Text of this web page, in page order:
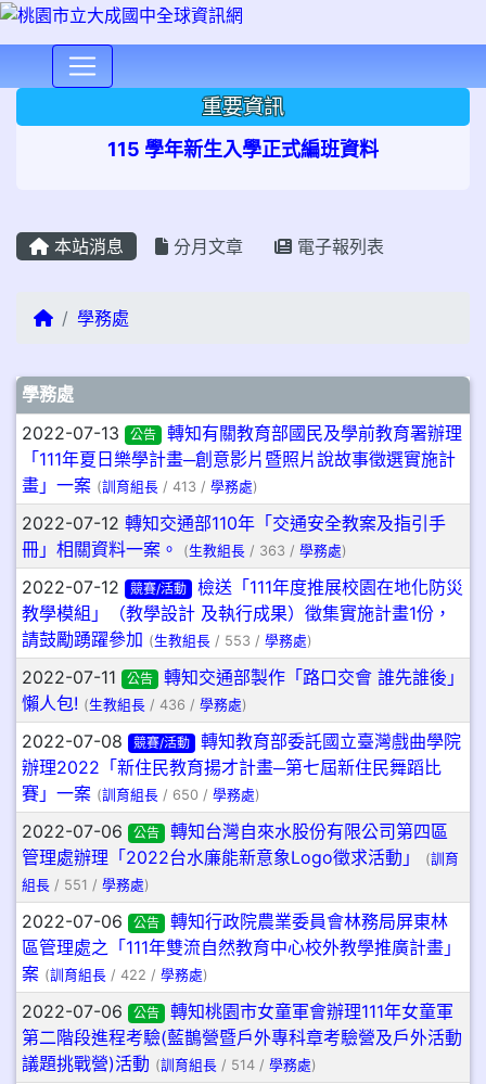
重要資訊
115 學年新生入學正式編班資料
本站消息 分月文章 電子報列表
回首頁學務處
文章列表
學務處
2022-07-13 公告
轉知有關教育部國民及學前教育署辦理
「111年夏日樂學計畫─創意影片暨照片說故事徵選實施計
畫」一案 (訓育組長 / 413 / 學務處)
2022-07-12 轉知交通部110年「交通安全教案及指引手
冊」相關資料一案。
(生教組長 / 363 / 學務處)
2022-07-12 競賽/活動
檢送「111年度推展校園在地化防災
教學模組」（教學設計 及執行成果）徵集實施計畫1份，
請鼓勵踴躍參加 (生教組長 / 553 / 學務處)
2022-07-11 公告
轉知交通部製作「路口交會 誰先誰後」
懶人包! (生教組長 / 436 / 學務處)
2022-07-08 競賽/活動
轉知教育部委託國立臺灣戲曲學院
辦理2022「新住民教育揚才計畫─第七屆新住民舞蹈比
賽」一案 (訓育組長 / 650 / 學務處)
2022-07-06 公告
轉知台灣自來水股份有限公司第四區
管理處辦理「2022台水廉能新意象Logo徵求活動」
(訓育
組長 / 551 / 學務處)
2022-07-06 公告
轉知行政院農業委員會林務局屏東林
區管理處之「111年雙流自然教育中心校外教學推廣計畫」
案 (訓育組長 / 422 / 學務處)
2022-07-06 公告
轉知桃園市女童軍會辦理111年女童軍
第二階段進程考驗(藍鵲營暨戶外專科章考驗營及戶外活動
議題挑戰營)活動 (訓育組長 / 514 / 學務處)